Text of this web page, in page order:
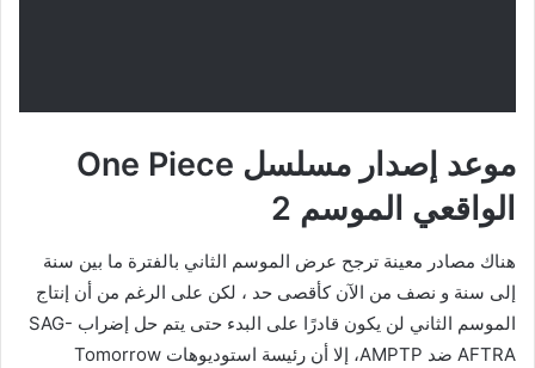
موعد إصدار مسلسل One Piece
الواقعي الموسم 2
هناك مصادر معينة ترجح عرض الموسم الثاني بالفترة ما بين سنة
إلى سنة و نصف من الآن كأقصى حد ، لكن على الرغم من أن إنتاج
الموسم الثاني لن يكون قادرًا على البدء حتى يتم حل إضراب SAG-
AFTRA ضد AMPTP، إلا أن رئيسة استوديوهات Tomorrow